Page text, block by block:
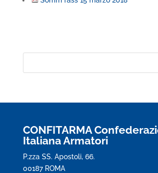
CONFITARMA
Italiana Armatori
P.zza SS. Apostoli, 66.
00187 ROMA